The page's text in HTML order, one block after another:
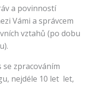
a povinností
Vámi a správcem
vztahů (po dobu
zpracováním
nejdéle 10 let let,